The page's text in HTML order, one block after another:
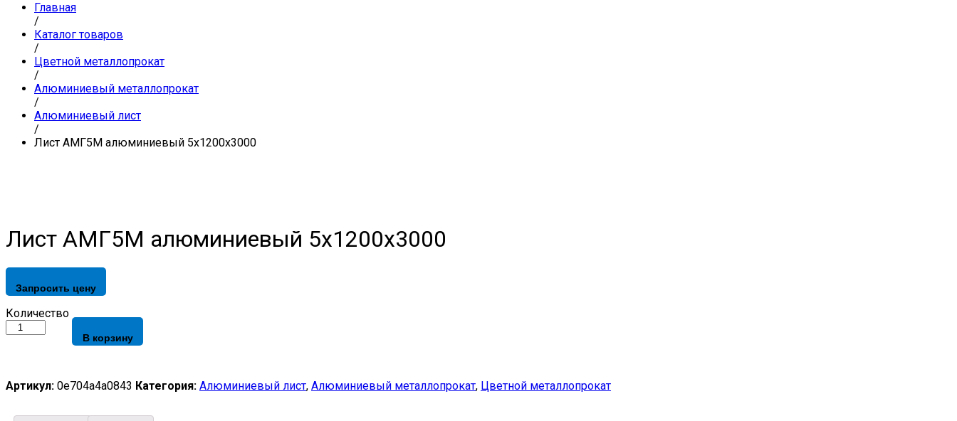
Главная
/
Каталог товаров
/
Цветной металлопрокат
/
Алюминиевый металлопрокат
/
Алюминиевый лист
/
Лист АМГ5М алюминиевый 5х1200х3000
Лист АМГ5М алюминиевый 5х1200х3000
Запросить цену
Лист
АМГ5М
алюминиевый
Количество
В корзину
Артикул: 0e704a4a0843 Категория: Алюминиевый лист, Алюминиевый металлопрокат, Цветной металлопрокат